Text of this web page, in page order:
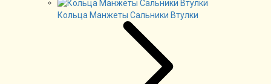
Кольца Манжеты Сальники Втулки